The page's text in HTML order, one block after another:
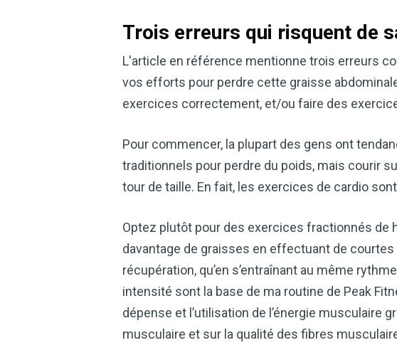
Trois erreurs qui risquent de
L'article en référence mentionne trois erreurs
vos efforts pour perdre cette graisse
exercices correctement, et/ou faire des
Pour commencer, la plupart des gens ont
traditionnels pour perdre du poids, mais courir
tour de taille. En fait, les exercices de cardio
Optez plutôt pour des exercices fractionnés de
davantage de graisses en effectuant de
récupération, qu’en s’entraînant au même
intensité sont la base de ma routine de Peak
dépense et l’utilisation de l’énergie
musculaire et sur la qualité des fibres